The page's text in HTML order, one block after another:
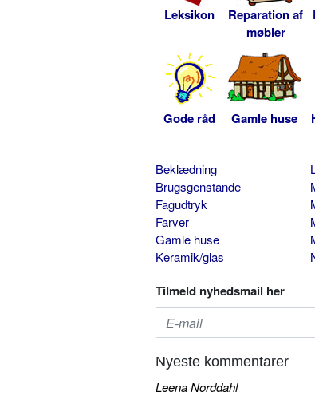
Leksikon
Reparation af
møbler
Gode råd Gamle huse
Beklædning
Brugsgenstande
Fagudtryk
Farver
Gamle huse
Keramik/glas
Tilmeld nyhedsmail her
Nyeste kommentarer
Leena Norddahl